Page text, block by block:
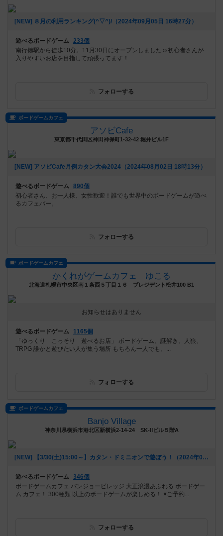
[NEW] ８月の利用ランキング(^▽^)/（2024年09月05日 16時27分）
遊べるボードゲーム 233個
南行徳駅から徒歩10分。11月30日にオープンしました☺️初心者さんが
入りやすいお店を目指して頑張ってます！
フォローする
ボードゲームカフェ
アソビCafe
東京都千代田区神田神保町1-32-42 堀井ビル1F
[NEW] アソビCafe月例カタン大会2024（2024年08月02日 18時13分）
遊べるボードゲーム 890個
初心者さん、お一人様、女性歓迎！誰でも世界中のボードゲームが遊べ
るカフェバー。
フォローする
ボードゲームカフェ
かくれがゲームカフェ ゆこる
北海道札幌市中央区南１条西５丁目１６ プレジデント松井100 B1
お知らせはありません
遊べるボードゲーム
1165個
「ゆっくり こっそり 遊べるお店」 ボードゲーム、謎解き、人狼、
TRPG 誰かと遊びたい人が集う場所 もちろん一人でも、...
フォローする
ボードゲームカフェ
Banjo Village
神奈川県横浜市港北区新横浜2-14-24 SK‐Ⅱビル５階A
[NEW] 【3/30(土)15:00～】カタン・ドミニオンで遊ぼう！（2024年03月23日 14時37分）
遊べるボードゲーム 346個
ボードゲームカフェ バンジョービレッジ 大正浪漫あふれる ボードゲー
ム カフェ！ 300種類 以上のボードゲームが楽しめる！ ※ご予約...
フォローする